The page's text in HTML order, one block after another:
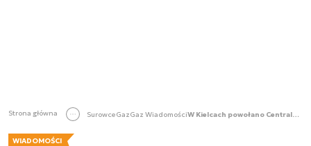
Strona główna SurowceGazGaz Wiadomości W Kielcach powołano Centralną Dolinę Wodorową
WIADOMOŚCI